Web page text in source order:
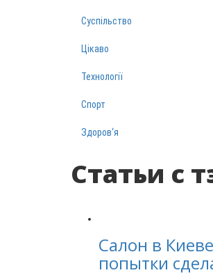
Суспільство
Цікаво
Технології
Спорт
Здоров‘я
Статьи с
Салон в
попытки